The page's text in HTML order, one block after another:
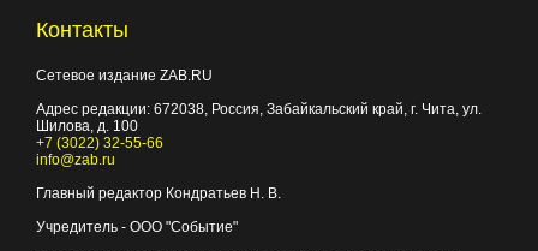
Контакты
Сетевое издание ZAB.RU
Адрес редакции: 672038, Россия, Забайкальский край, г. Чита, ул.
Шилова, д. 100
+7 (3022) 32-55-66
info@zab.ru
Главный редактор Кондратьев Н. В.
Учредитель - ООО "Событие"